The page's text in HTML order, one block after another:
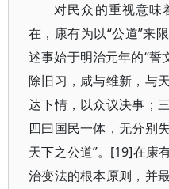
对民众的重视意味
在，康有为以“公道”来
述事始于明治元年的“誓
除旧习，咸与维新，与
达下情，以众议决事；
四曰国民一体，无分别
天下之公道”。[19]在康
治变法的根本原则，并